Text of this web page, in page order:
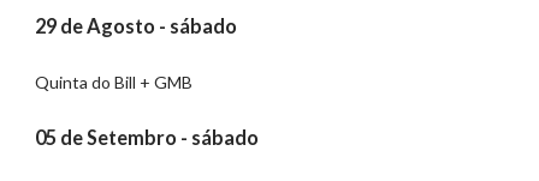
29 de Agosto - sábado
Quinta do Bill + GMB
05 de Setembro - sábado